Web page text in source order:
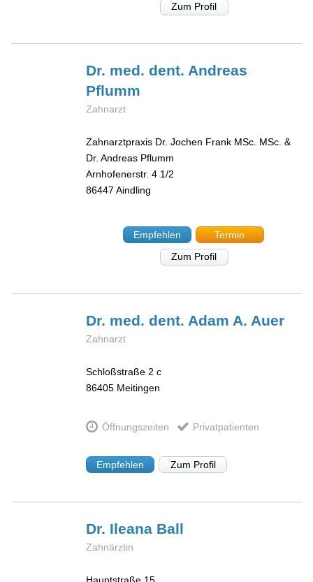
Zum Profil
Dr. med. dent. Andreas
Pflumm
Zahnarzt
Zahnarztpraxis Dr. Jochen Frank MSc. MSc. &
Dr. Andreas Pflumm
Arnhofenerstr. 4 1/2
86447 Aindling
Empfehlen
Termin
Zum Profil
Dr. med. dent. Adam A. Auer
Zahnarzt
Schloßstraße 2 c
86405 Meitingen
Öffnungszeiten Privatpatienten
Empfehlen Zum Profil
Dr. Ileana Ball
Zahnärztin